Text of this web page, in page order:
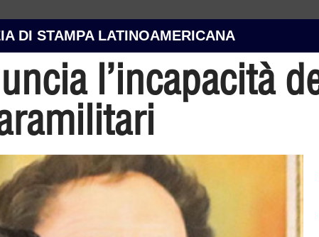
DI STAMPA LATINOAMERICANA
l’incapacità